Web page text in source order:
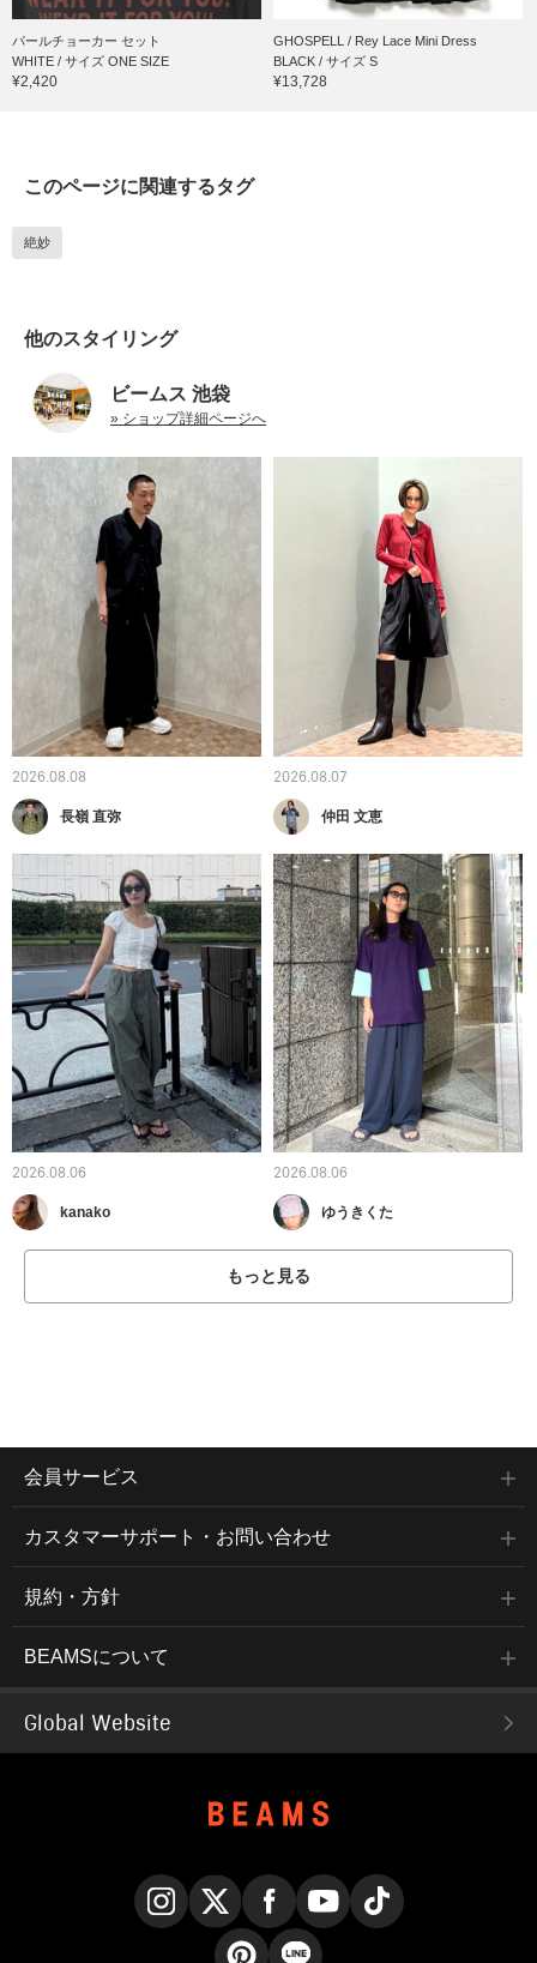
パールチョーカー セット
WHITE / サイズ ONE SIZE
¥2,420
GHOSPELL / Rey Lace Mini Dress
BLACK / サイズ S
¥13,728
このページに関連するタグ
絶妙
他のスタイリング
ビームス 池袋
» ショップ詳細ページへ
2026.08.08
長嶺 直弥
2026.08.07
仲田 文恵
2026.08.06
kanako
2026.08.06
ゆうきくた
もっと見る
会員サービス
カスタマーサポート・お問い合わせ
規約・方針
BEAMSについて
Global Website